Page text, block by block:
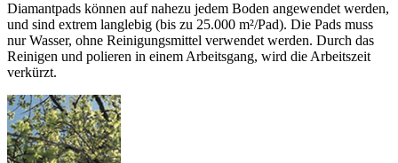
Diamantpads können auf nahezu jedem Boden angewendet werden,
und sind extrem langlebig (bis zu 25.000 m²/Pad). Die Pads muss
nur Wasser, ohne Reinigungsmittel verwendet werden. Durch das
Reinigen und polieren in einem Arbeitsgang, wird die Arbeitszeit
verkürzt.